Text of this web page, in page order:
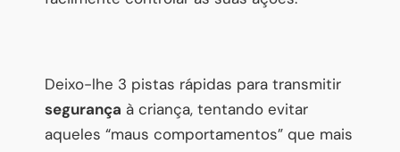
Deixo-lhe 3 pistas rápidas para transmitir
segurança à criança, tentando evitar
aqueles “maus comportamentos” que mais